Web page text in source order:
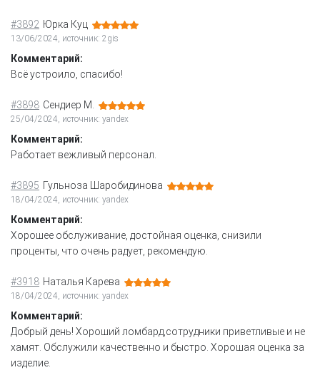
#3892 Юрка Куц
13/06/2024, источник: 2gis
Комментарий:
Всё устроило, спасибо!
#3898 Сендиер М.
25/04/2024, источник: yandex
Комментарий:
Работает вежливый персонал.
#3895 Гульноза Шаробидинова
18/04/2024, источник: yandex
Комментарий:
Хорошее обслуживание, достойная оценка, снизили
проценты, что очень радует, рекомендую.
#3918 Наталья Карева
18/04/2024, источник: yandex
Комментарий:
Добрый день! Хороший ломбард,сотрудники приветливые и не
хамят. Обслужили качественно и быстро. Хорошая оценка за
изделие.